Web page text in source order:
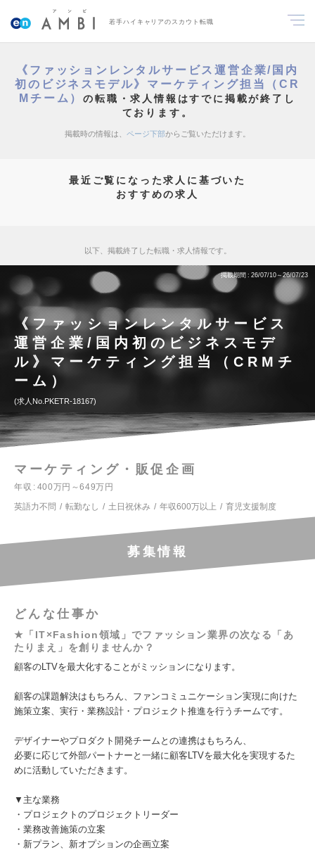
若手ハイキャリアのスカウト転職
《ファッションレンタルサービス運営企業/国内
初のビジネスモデル》マーケティング担当（CR
Mチーム）の転職・求人情報はすでに掲載が終了し
ております。
掲載時の情報は、 ページ下部からご覧いただけます。
最近ご覧になった求人に基づいた
おすすめの求人
以下、掲載終了した転職・求人情報です。
掲載期間 26/07/10～26/07/23
《ファッションレンタルサービス
運営企業/国内初のビジネスモデ
ル》マーケティング担当（CRMチ
ーム）
求人No.PKETR-18167
マーケティング・販促企画
年収
400万円～649万円
英語力不問
転勤なし 土日祝休み 年収600万以上 育児支援制度
募集情報
どんな仕事か
★「IT×Fashion領域」でファッション業界の次なる「あ
たりまえ」を創りませんか？
顧客のLTVを最大化することがミッションになります。
顧客の課題解決はもちろん、ファンコミュニケーション実現に向けた
施策立案、実行・業務設計・プロジェクト推進を行うチームです。
デザイナーやプロダクト開発チームとの連携はもちろん、
必要に応じて外部パートナーと一緒に顧客LTVを最大化を実現するた
めに活動していただきます。
▼主な業務
・プロジェクトのプロジェクトリーダー
・業務改善施策の立案
・新プラン、新オプションの企画立案